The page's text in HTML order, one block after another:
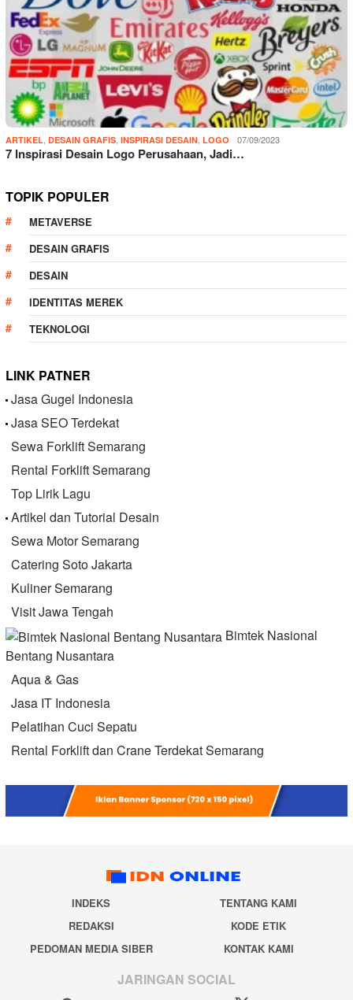
ARTIKEL DESAIN GRAFIS INSPIRASI DESAIN LOGO 07/09/2023
7 Inspirasi Desain Logo Perusahaan, Jadi…
TOPIK POPULER
METAVERSE
DESAIN GRAFIS
DESAIN
IDENTITAS MEREK
TEKNOLOGI
LINK PATNER
Jasa Gugel Indonesia
Jasa SEO Terdekat
Sewa Forklift Semarang
Rental Forklift Semarang
Top Lirik Lagu
Artikel dan Tutorial Desain
Sewa Motor Semarang
Catering Soto Jakarta
Visit Jawa Tengah
Bimtek Nasional
Bentang Nusantara
Aqua & Gas
Jasa IT Indonesia
Pelatihan Cuci Sepatu
Rental Forklift dan Crane Terdekat Semarang
INDEKS
TENTANG KAMI
REDAKSI
KODE ETIK
PEDOMAN MEDIA SIBER
KONTAK KAMI
JARINGAN SOCIAL